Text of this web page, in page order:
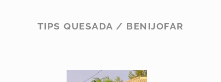
TIPS QUESADA / BENIJOFAR